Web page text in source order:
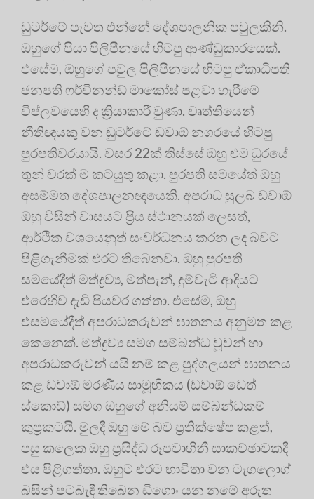
ඩුටර්ටේ පැවත එන්නේ දේශපාලනික පවුලකිනි.
ඔහුගේ පියා පිලිපීනයේ හිටපු ආණ්ඩුකාරයෙක්.
එසේම, ඔහුගේ පවුල පිලිපීනයේ හිටපු ඒකාධිපති
ජනපති ෆර්චිනන්ඩ් මාකෝස් පළවා හැරීමේ
විප්ලවයෙහි ද ක්‍රියාකාරී වුණා. වෘත්තියෙන්
නීතිඥයකු වන ඩුටර්ටේ ඩවාඕ නගරයේ හිටපු
පුරපතිවරයායි. වසර 22ක් තිස්සේ ඔහු එම ධුරයේ
තුන් වරක් ම කටයුතු කළා. පුරපති සමයේත් ඔහු
අසම්මත දේශපාලනඥයෙකි. අපරාධ සුලබ ඩවාඕ
ඔහු විසින් වාසයට ප්‍රිය ස්ථානයක් ලෙසත්,
ආර්ථික වශයෙනුත් සංවර්ධනය කරන ලද බවට
පිළිගැනීමක් එරට තිබෙනවා. ඔහු පුරපති
සමයේදීත් මත්ද්‍ර‍ව්‍ය, මත්පැන්, දුම්වැටි ආදියට
එරෙහිව දැඩි පියවර ගත්තා. එසේම, ඔහු
එසමයේදීත් අපරාධකරුවන් ඝාතනය අනුමත කළ
කෙනෙක්. මත්ද්‍ර‍ව්‍ය සමග සම්බන්ධ වූවන් හා
අපරාධකරුවන් යයි නම් කළ පුද්ගලයන් ඝාතනය
කළ ඩවාඕ මරණීය සාමූහිකය (ඩවාඕ ඩෙත්
ස්කොඩ්) සමග ඔහුගේ අනියම් සම්බන්ධකම්
කුප්‍ර‍කටයි. මුලදී ඔහු මේ බව ප්‍ර‍තික්ෂේප කළත්,
පසු කලෙක ඔහු ප්‍ර‍සිද්ධ රූපවාහිනී සාකච්ඡාවකදී
එය පිළිගත්තා. ඔහුට එරට භාවිතා වන ටැගලොග්
බසින් පටබැඳී තිබෙන ඩිගොං යන නමේ අරුත